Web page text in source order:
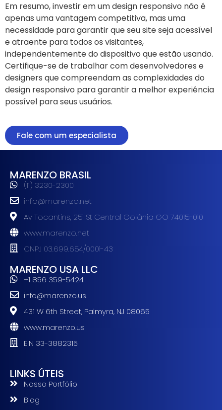
Em resumo, investir em um design responsivo não é
apenas uma vantagem competitiva, mas uma
necessidade para garantir que seu site seja acessível
e atraente para todos os visitantes,
independentemente do dispositivo que estão usando.
Certifique-se de trabalhar com desenvolvedores e
designers que compreendam as complexidades do
design responsivo para garantir a melhor experiência
possível para seus usuários.
Fale com um especialista
MARENZO BRASIL
(11) 3230-2300
info@marenzo.net
Av Tocantins, 251 St Central Goiânia GO 74015-010
www.marenzo.net
CNPJ 03.699.654/0001-43
MARENZO USA LLC
+1 856 359-5424
info@marenzo.us
431 W 6th Street, Palmyra, NJ 08065
www.marenzo.us
EIN 33-3882315
LINKS ÚTEIS
Nosso Portfólio
Blog